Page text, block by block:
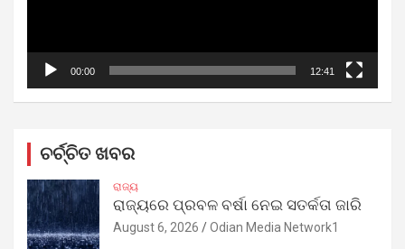
00:00 12:41
ଚର୍ଚ୍ଚିତ ଖବର
ରାଜ୍ୟ
ରାଜ୍ୟରେ ପ୍ରବଳ ବର୍ଷା ନେଇ ସତର୍କତା ଜାରି
August 6, 2026 Odian Media Network1